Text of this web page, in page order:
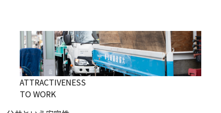
ATTRACTIVENESS
TO WORK